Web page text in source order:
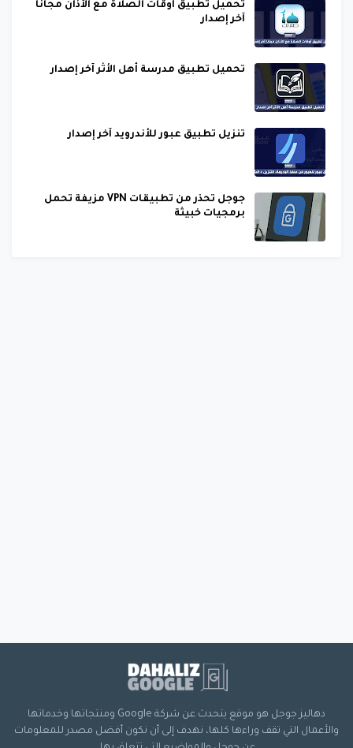
تحميل تطبيق أوقات الصلاة مع الأذان مجانا
آخر إصدار
تحميل تطبيق مدرسة أهل الأثر آخر إصدار
تنزيل تطبيق عبور للأندرويد آخر إصدار
جوجل تحذر من تطبيقات VPN مزيفة تحمل
برمجيات خبيثة
دهاليز جوجل هو موقع يتحدث عن شركة Google ومنتجاتها وخدماتها
والأعمال التي تقف وراءها كلها، نهدف إلى أن نكون أفضل مصدر للمعلومات